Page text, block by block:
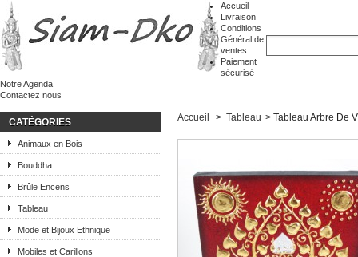
Accueil
Livraison
Conditions
Général de
ventes
Paiement
sécurisé
Notre Agenda
Contactez nous
CATÉGORIES
Animaux en Bois
Bouddha
Brûle Encens
Tableau
Mode et Bijoux Ethnique
Mobiles et Carillons
Accueil > Tableau > Tableau Arbre De